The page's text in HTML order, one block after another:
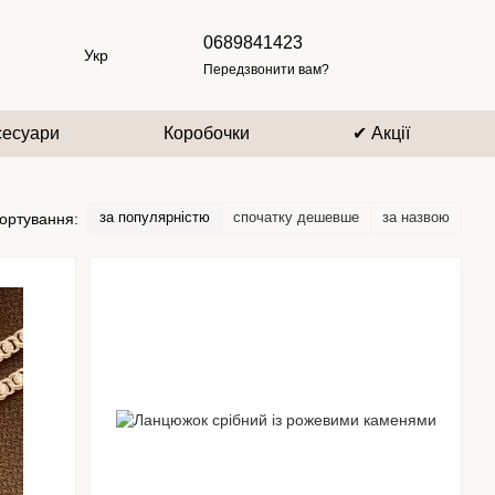
Укр
0689841423
Передзвонити вам?
Коробочки ✔ Акції
за популярністю спочатку дешевше за назвою